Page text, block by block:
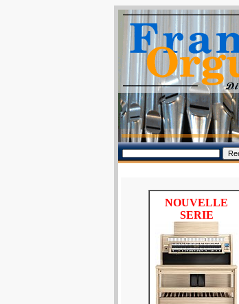
NOUVELLE
SERIE